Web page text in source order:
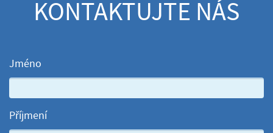
KONTAKTUJTE NÁS
Jméno
Příjmení